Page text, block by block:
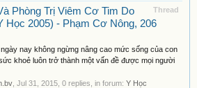
Thread
Phòng Trị Viêm Cơ Tim Do
Học 2005) - Phạm Cơ Nông, 206
ngày nay không ngừng nâng cao mức sống của con
khoẻ luôn trở thành một vấn đề được mọi người
Jul 31, 2015 , 0 replies, in forum: Y Học